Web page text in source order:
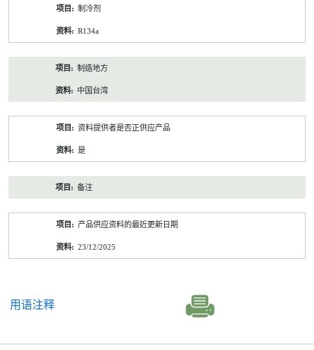
制冷剂
R134a
制造地方
中国台湾
资料提供者是否正供应产品
是
备注
产品供应资料的最近更新日期
23/12/2025
用语注释